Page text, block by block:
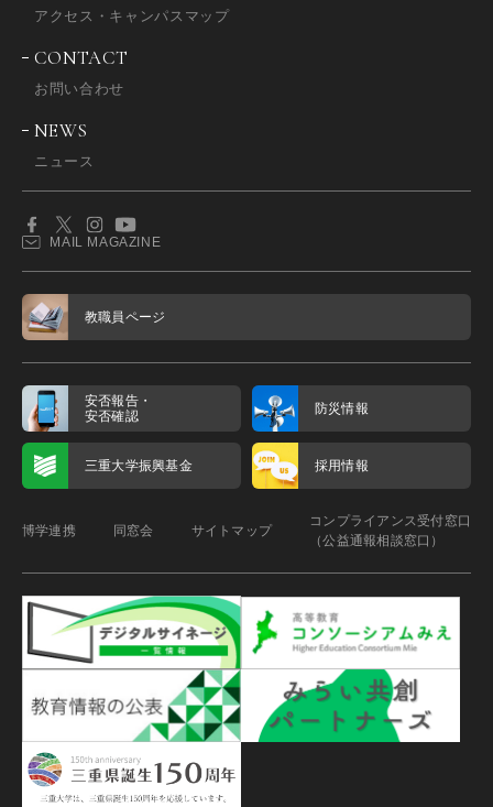
アクセス・キャンパスマップ
CONTACT
お問い合わせ
NEWS
ニュース
MAIL MAGAZINE
教職員ページ
安否報告・
安否確認
防災情報
三重大学振興基金 採用情報
博学連携 同窓会 サイトマップ
コンプライアンス受付窓口
（公益通報相談窓口）